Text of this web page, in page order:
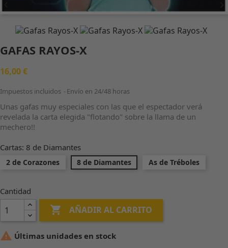
GAFAS RAYOS-X
16,00 €
Impuestos incluidos Envío en 24/48 horas
Unas gafas muy especiales con las que el espectador verá
revelada la carta elegida "flotando" sobre la llama de un
mechero!!
Cartas: 8 de Diamantes
2 de Corazones 8 de Diamantes As de Tréboles
Cantidad
 AÑADIR AL CARRITO
 Últimas unidades en stock